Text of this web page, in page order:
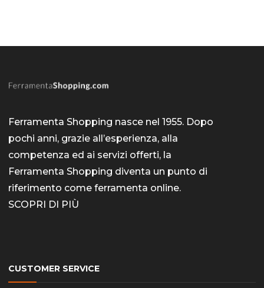
Ferramenta Shopping nasce nel 1955. Dopo
pochi anni, grazie all’esperienza, alla
competenza ed ai servizi offerti, la
Ferramenta Shopping diventa un punto di
riferimento come ferramenta online.
SCOPRI DI PIÙ
CUSTOMER SERVICE